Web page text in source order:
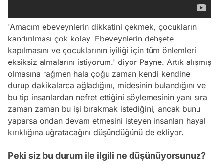
'Amacım ebeveynlerin dikkatini çekmek, çocukların
kandırılması çok kolay. Ebeveynlerin dehşete
kapılmasını ve çocuklarının iyiliği için tüm önlemleri
eksiksiz almalarını istiyorum.' diyor Payne. Artık alışmış
olmasına rağmen hala çoğu zaman kendi kendine
durup dakikalarca ağladığını, midesinin bulandığını ve
bu tip insanlardan nefret ettiğini söylemesinin yanı sıra
zaman zaman bu işi bırakmak istediğini, ancak bunu
yaparsa ondan devam etmesini isteyen insanları hayal
kırıklığına uğratacağını düşündüğünü de ekliyor.
Peki siz bu durum ile ilgili ne düşünüyorsunuz?